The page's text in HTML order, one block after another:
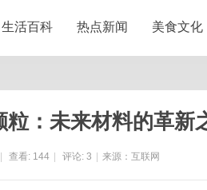
生活百科 热点新闻 美食文化
：未来材料的革新
查看: 144 评论: 3 来源：互联网